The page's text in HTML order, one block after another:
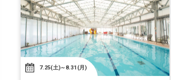
7.25(土)～8.31(月)